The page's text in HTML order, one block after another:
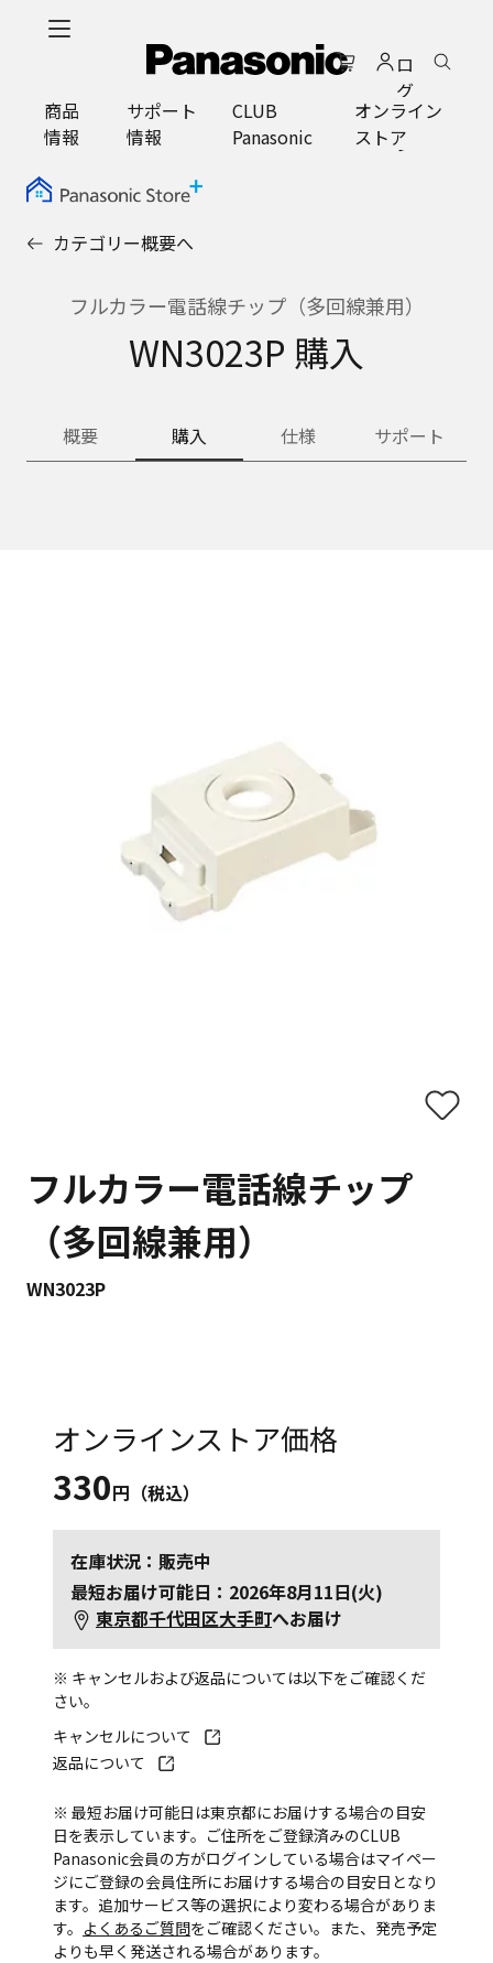
ロ
グ
イ
ン
商品
情報
サポート
情報
CLUB
Panasonic
オンライン
ストア
カテゴリー概要へ
フルカラー電話線チップ（多回線兼用）
WN3023P 購入
概要 購入 仕様 サポート
フルカラー電話線チップ
（多回線兼用）
WN3023P
オンラインストア価格
330円（税込）
在庫状況：販売中
最短お届け可能日：2026年8月11日(火)
東京都千代田区大手町へお届け
※ キャンセルおよび返品については以下をご確認くだ
さい。
キャンセルについて
返品について
※ 最短お届け可能日は東京都にお届けする場合の目安
日を表示しています。ご住所をご登録済みのCLUB
Panasonic会員の方がログインしている場合はマイペー
ジにご登録の会員住所にお届けする場合の目安日となり
ます。追加サービス等の選択により変わる場合がありま
す。 よくあるご質問をご確認ください。また、発売予定
よりも早く発送される場合があります。